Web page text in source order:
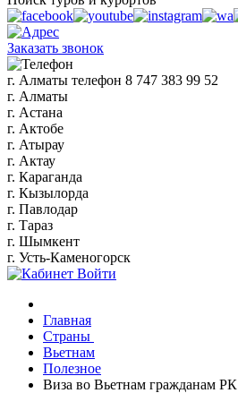
Заказать звонок
г. Алматы телефон 8 747 383 99 52
г. Алматы
г. Астана
г. Актобе
г. Атырау
г. Актау
г. Караганда
г. Кызылорда
г. Павлодар
г. Тараз
г. Шымкент
г. Усть-Каменогорск
Войти
Главная
Страны
Вьетнам
Полезное
Виза во Вьетнам гражданам РК